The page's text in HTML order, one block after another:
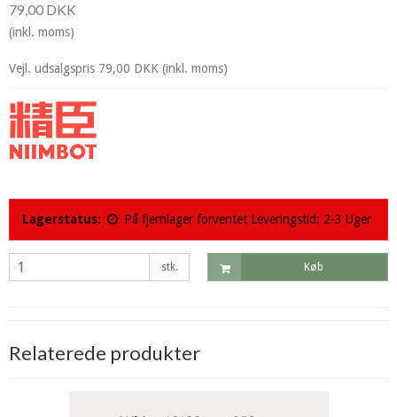
79,00 DKK
(inkl. moms)
Vejl. udsalgspris 79,00 DKK (inkl. moms)
Lagerstatus: På fjernlager forventet Leveringstid: 2-3 Uger
stk. Køb
Relaterede produkter